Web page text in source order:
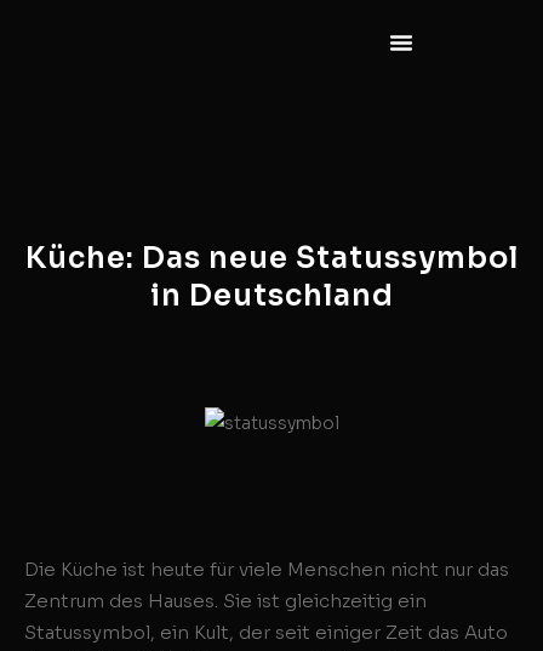
Küche: Das neue Statussymbol
in Deutschland
Die Küche ist heute für viele Menschen nicht nur das
Zentrum des Hauses. Sie ist gleichzeitig ein
Statussymbol, ein Kult, der seit einiger Zeit das Auto